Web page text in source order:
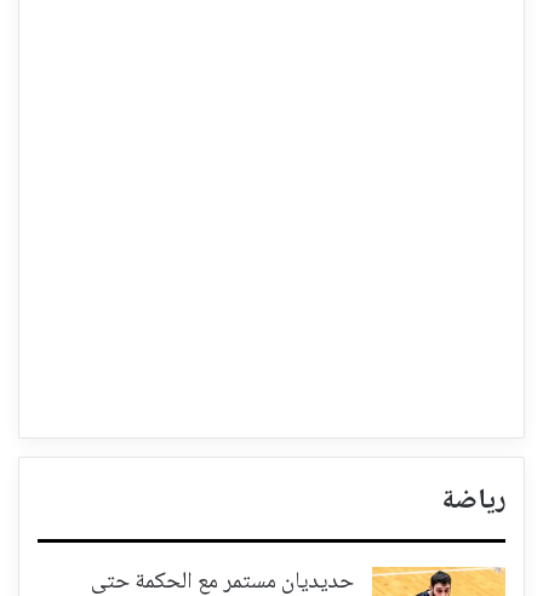
رياضة
حديديان مستمر مع الحكمة حتى